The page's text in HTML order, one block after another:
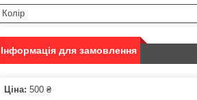
Колір
Інформація для замовлення
Ціна: 500 ₴